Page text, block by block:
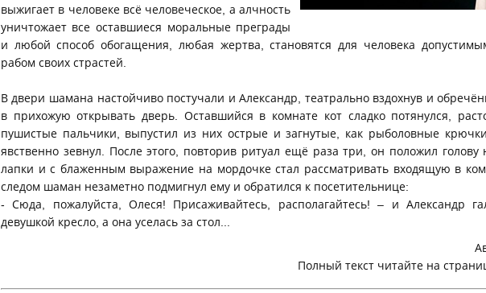
выжигает в человеке всё человеческое, а алчность
уничтожает все оставшиеся моральные преграды
и любой способ обогащения, любая жертва, становятся для человека
рабом своих страстей.
В двери шамана настойчиво постучали и Александр, театрально вздохнув и
в прихожую открывать дверь. Оставшийся в комнате кот сладко потянулся,
пушистые пальчики, выпустил из них острые и загнутые, как рыболовные
явственно зевнул. После этого, повторив ритуал ещё раза три, он положил
лапки и с блаженным выражение на мордочке стал рассматривать входящую в
следом шаман незаметно подмигнул ему и обратился к посетительнице:
- Сюда, пожалуйста, Олеся! Присаживайтесь, располагайтесь! – и Александр
девушкой кресло, а она уселась за стол...
Полный текст читайте на